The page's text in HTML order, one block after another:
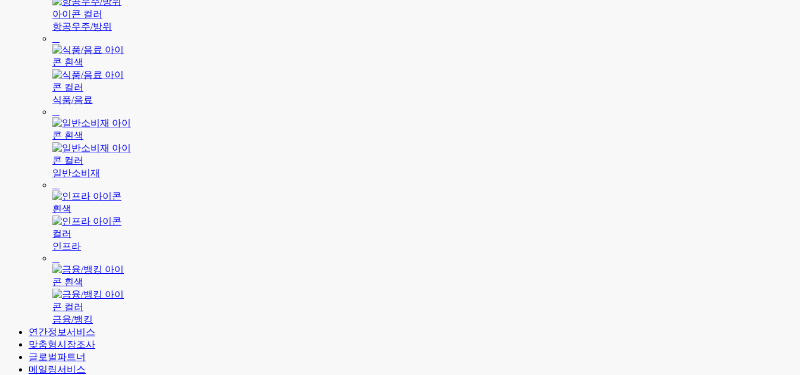
항공우주/방위
식품/음료
일반소비재
인프라
금융/뱅킹
연간정보서비스
맞춤형시장조사
글로벌파트너
메일링서비스